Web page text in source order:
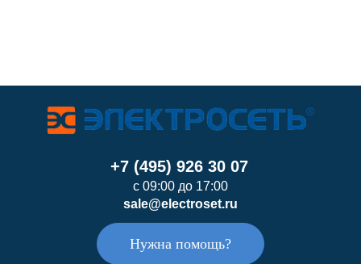
+7 (495) 926 30 07
с 09:00 до 17:00
sale@electroset.ru
Нужна помощь?